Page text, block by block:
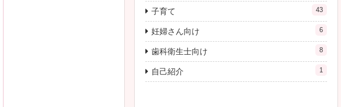
子育て 43
妊婦さん向け 6
歯科衛生士向け 8
自己紹介 1